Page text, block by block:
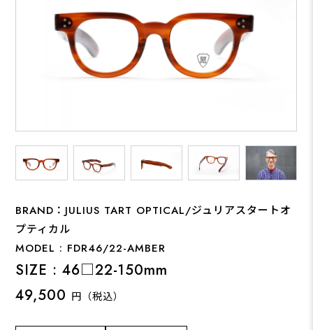
BRAND：JULIUS TART OPTICAL/ジュリアスタートオ
プティカル
MODEL : FDR46/22-AMBER
SIZE : 46□22-150mm
49,500 円（税込）